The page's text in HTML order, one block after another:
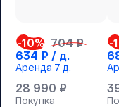
-10% 704 ₽
634 ₽ / д.
Аренда 7 д.
28 990 ₽
Покупка
-